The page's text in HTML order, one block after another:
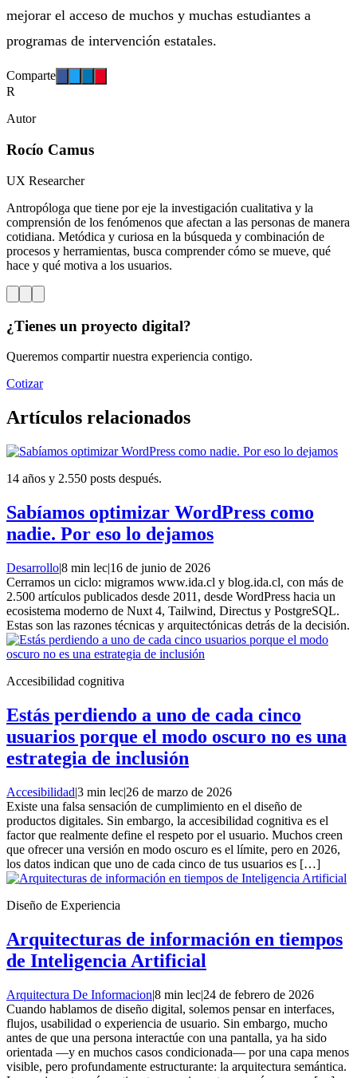
mejorar el acceso de muchos y muchas estudiantes a
programas de intervención estatales.
Comparte
R
Autor
Rocío Camus
UX Researcher
Antropóloga que tiene por eje la investigación cualitativa y la
comprensión de los fenómenos que afectan a las personas de manera
cotidiana. Metódica y curiosa en la búsqueda y combinación de
procesos y herramientas, busca comprender cómo se mueve, qué
hace y qué motiva a los usuarios.
¿Tienes un proyecto digital?
Queremos compartir nuestra experiencia contigo.
Cotizar
Artículos relacionados
14 años y 2.550 posts después.
Sabíamos optimizar WordPress como
nadie. Por eso lo dejamos
Desarrollo|8 min lec|16 de junio de 2026
Cerramos un ciclo: migramos www.ida.cl y blog.ida.cl, con más de
2.500 artículos publicados desde 2011, desde WordPress hacia un
ecosistema moderno de Nuxt 4, Tailwind, Directus y PostgreSQL.
Estas son las razones técnicas y arquitectónicas detrás de la decisión.
Accesibilidad cognitiva
Estás perdiendo a uno de cada cinco
usuarios porque el modo oscuro no es una
estrategia de inclusión
Accesibilidad|3 min lec|26 de marzo de 2026
Existe una falsa sensación de cumplimiento en el diseño de
productos digitales. Sin embargo, la accesibilidad cognitiva es el
factor que realmente define el respeto por el usuario. Muchos creen
que ofrecer una versión en modo oscuro es el límite, pero en 2026,
los datos indican que uno de cada cinco de tus usuarios es […]
Diseño de Experiencia
Arquitecturas de información en tiempos
de Inteligencia Artificial
Arquitectura De Informacion|8 min lec|24 de febrero de 2026
Cuando hablamos de diseño digital, solemos pensar en interfaces,
flujos, usabilidad o experiencia de usuario. Sin embargo, mucho
antes de que una persona interactúe con una pantalla, ya ha sido
orientada —y en muchos casos condicionada— por una capa menos
visible, pero profundamente estructurante: la arquitectura semántica.